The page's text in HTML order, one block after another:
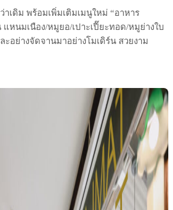
เดิม พร้อมเพิ่มเติมเมนูใหม่ “อาหาร
แหนมเนือง/หมูยอ/เปาะเปี๊ยะทอด/หมูย่างใบ
อย่างจัดจานมาอย่างโมเดิร์น สวยงาม